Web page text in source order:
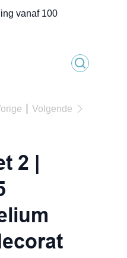
vanaf 100
Volgende
2 |